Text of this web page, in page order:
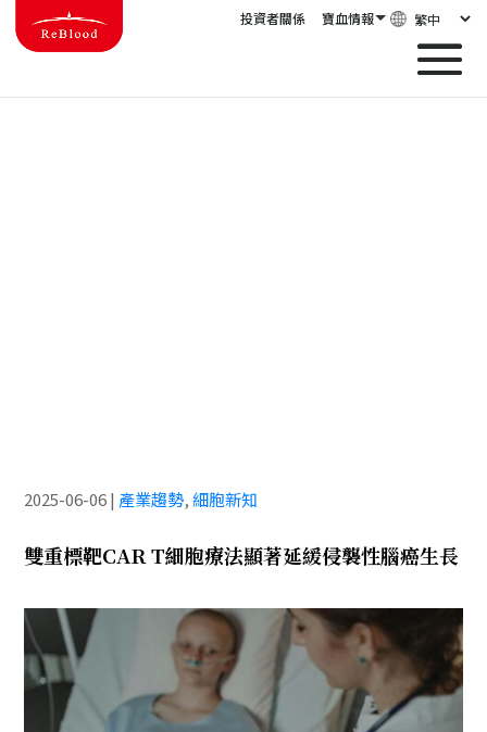
投資者關係 寶血情報
2025-06-06| 產業趨勢,細胞新知
雙重標靶CAR T細胞療法顯著延緩侵襲性腦癌生長